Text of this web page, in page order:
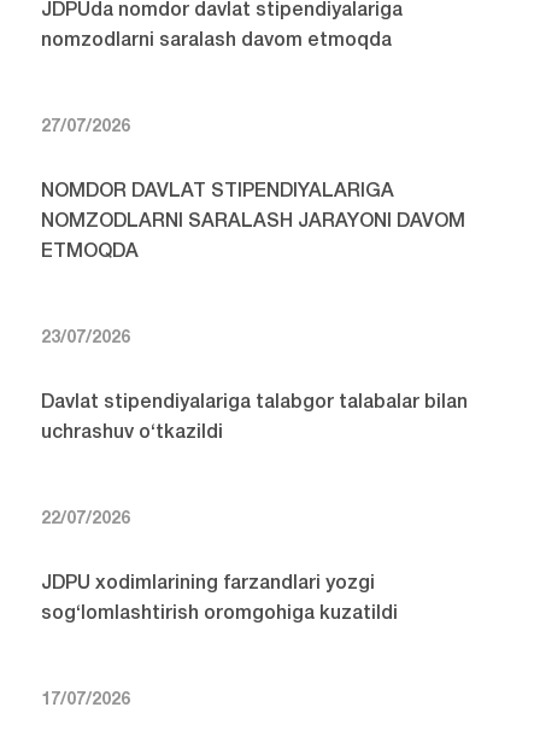
JDPUda nomdor davlat stipendiyalariga
nomzodlarni saralash davom etmoqda
27/07/2026
NOMDOR DAVLAT STIPENDIYALARIGA
NOMZODLARNI SARALASH JARAYONI DAVOM
ETMOQDA
23/07/2026
Davlat stipendiyalariga talabgor talabalar bilan
uchrashuv o‘tkazildi
22/07/2026
JDPU xodimlarining farzandlari yozgi
sog‘lomlashtirish oromgohiga kuzatildi
17/07/2026